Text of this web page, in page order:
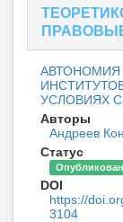
АВТОНОМИЯ
УСЛОВИЯХ
Авторы
Андреев
Статус
Опубликован
DOI
https://
3104